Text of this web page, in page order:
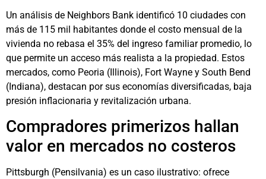
Un análisis de Neighbors Bank identificó 10 ciudades con
más de 115 mil habitantes donde el costo mensual de la
vivienda no rebasa el 35% del ingreso familiar promedio, lo
que permite un acceso más realista a la propiedad. Estos
mercados, como Peoria (Illinois), Fort Wayne y South Bend
(Indiana), destacan por sus economías diversificadas, baja
presión inflacionaria y revitalización urbana.
Compradores primerizos hallan
valor en mercados no costeros
Pittsburgh (Pensilvania) es un caso ilustrativo: ofrece